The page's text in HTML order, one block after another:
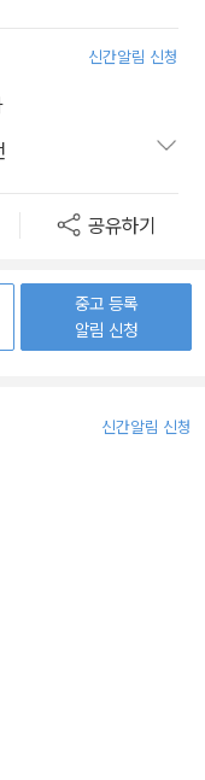
신간알림 신청
공유하기
중고 등록
알림 신청
신간알림 신청